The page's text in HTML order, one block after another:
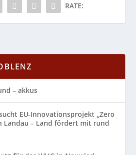
RATE:
– akkus
EU-Innovationsprojekt „Zero
Landau – Land fördert mit rund